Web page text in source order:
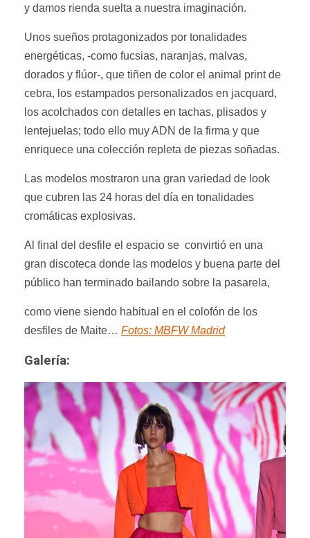
y damos rienda suelta a nuestra imaginación.
Unos sueños protagonizados por tonalidades
energéticas, -como fucsias, naranjas, malvas,
dorados y flúor-, que tiñen de color el animal print de
cebra, los estampados personalizados en jacquard,
los acolchados con detalles en tachas, plisados y
lentejuelas; todo ello muy ADN de la firma y que
enriquece una colección repleta de piezas soñadas.
Las modelos mostraron una gran variedad de look
que cubren las 24 horas del día en tonalidades
cromáticas explosivas.
Al final del desfile el espacio se convirtió en una
gran discoteca donde las modelos y buena parte del
público han terminado bailando sobre la pasarela,
como viene siendo habitual en el colofón de los
desfiles de Maite… Fotos: MBFW Madrid
Galería: